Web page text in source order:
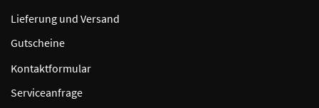
Lieferung und Versand
Gutscheine
Kontaktformular
Serviceanfrage